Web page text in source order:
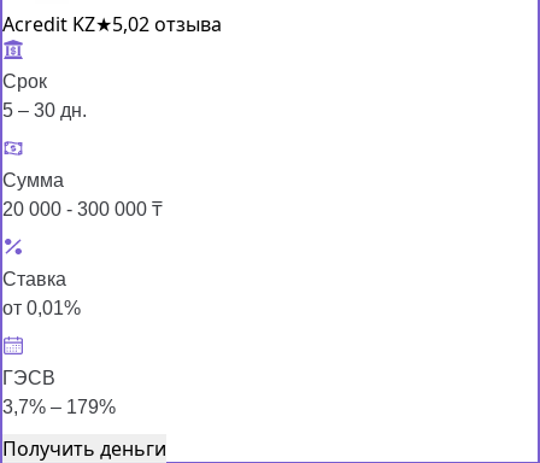
Acredit KZ★5,02 отзыва
Срок
5 – 30 дн.
Сумма
20 000 - 300 000 ₸
Ставка
от 0,01%
ГЭСВ
3,7% – 179%
Получить деньги